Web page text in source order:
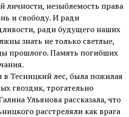
личности, незыблемость права
и свободу. И ради
ради будущего наших
знать не только светлые,
прошлого. Память погибших
в Тесницкий лес, была пожилая
гвоздик, трогательно
Ульянова рассказала, что
расстреляли как врага